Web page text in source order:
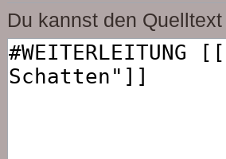
Du kannst den